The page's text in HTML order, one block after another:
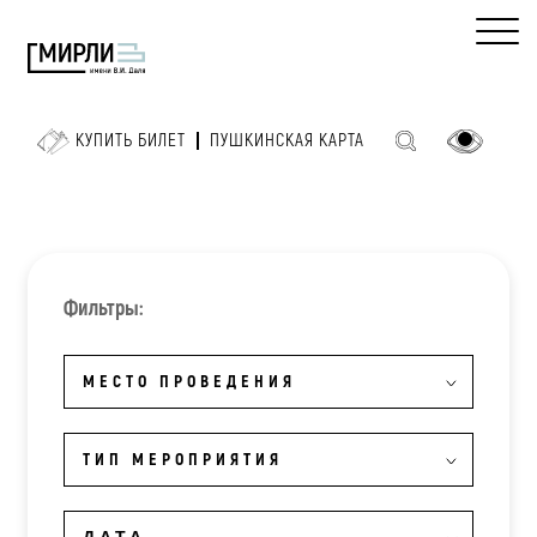
КУПИТЬ БИЛЕТ ПУШКИНСКАЯ КАРТА
Фильтры:
МЕСТО ПРОВЕДЕНИЯ
ТИП МЕРОПРИЯТИЯ